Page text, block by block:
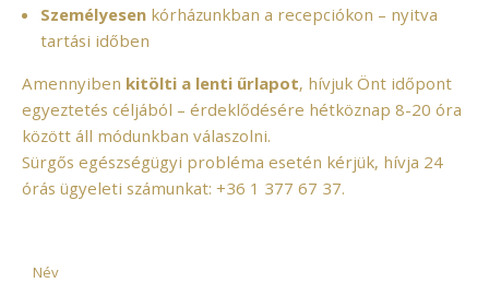
Személyesenkórházunkban a recepciókon – nyitva
tartási időben
Amennyiben kitölti a lenti űrlapot, hívjuk Önt időpont
egyeztetés céljából – érdeklődésére hétköznap 8-20 óra
között áll módunkban válaszolni.
Sürgős egészségügyi probléma esetén kérjük, hívja 24
órás ügyeleti számunkat: +36 1 377 67 37.